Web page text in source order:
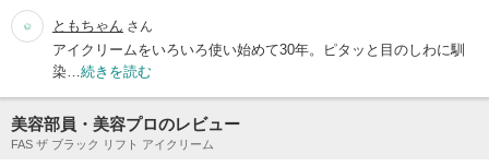
ともちゃん さん
アイクリームをいろいろ使い始めて30年。ピタッと目のしわに馴
染… 続きを読む
美容部員・美容プロのレビュー
FAS ザ ブラック リフト アイクリーム